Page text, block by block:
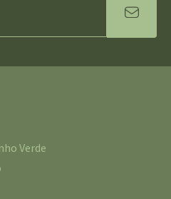
Verde